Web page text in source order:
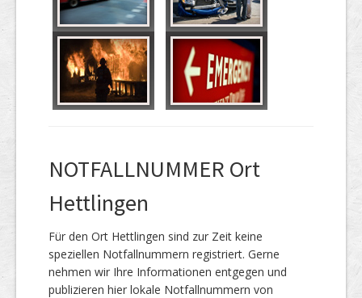
NOTFALLNUMMER Ort
Hettlingen
Für den Ort Hettlingen sind zur Zeit keine
speziellen Notfallnummern registriert. Gerne
nehmen wir Ihre Informationen entgegen und
publizieren hier lokale Notfallnummern von